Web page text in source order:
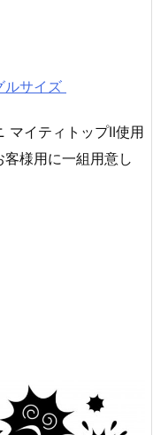
ルサイズ
マイティトップII使用
様用に一組用意し